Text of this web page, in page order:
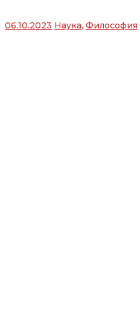
06.10.2023 Наука, Философия